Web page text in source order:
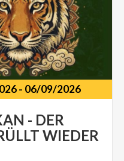
- 06/09/2026
- DER
WIEDER